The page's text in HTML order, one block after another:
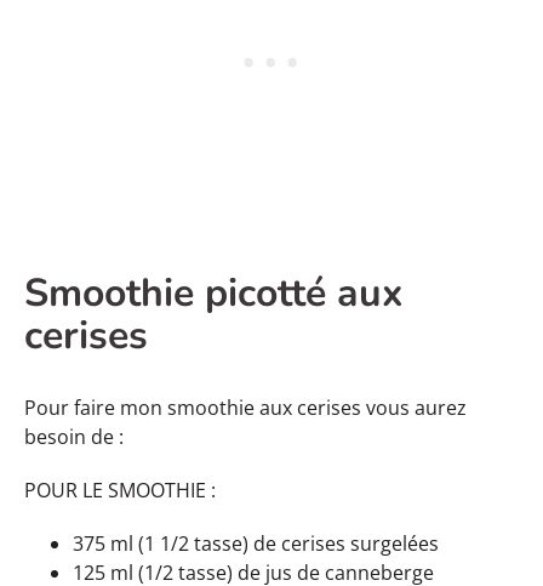
Smoothie picotté aux
cerises
Pour faire mon smoothie aux cerises vous aurez
besoin de :
POUR LE SMOOTHIE :
375 ml (1 1/2 tasse) de cerises surgelées
125 ml (1/2 tasse) de jus de canneberge